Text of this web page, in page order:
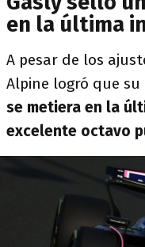
en la última
A pesar de los
Alpine logró que
se metiera en la
excelente octavo